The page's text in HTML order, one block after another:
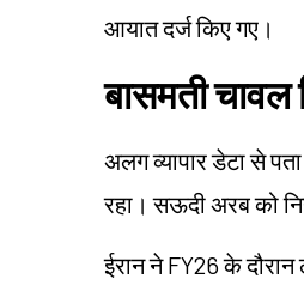
आयात दर्ज किए गए।
बासमती चावल
अलग व्यापार डेटा से
रहा। सऊदी अरब को
ईरान ने FY26 के